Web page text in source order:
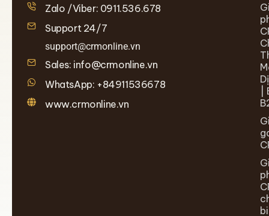
Zalo /Viber: 0911.536.678
Support 24/7
support@crmonline.vn
Sales: info@crmonline.vn
WhatsApp: +84911536678
www.crmonline.vn